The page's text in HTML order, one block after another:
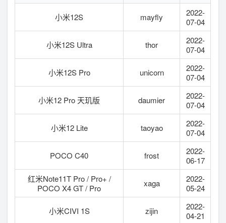
小米12S mayfly
2022-
07-04
小米12S Ultra thor
2022-
07-04
小米12S Pro unicorn
2022-
07-04
小米12 Pro 天玑版 daumier
2022-
07-04
小米12 Lite taoyao
2022-
07-04
POCO C40 frost
2022-
06-17
红米Note11T Pro / Pro+ /
POCO X4 GT / Pro
xaga
2022-
05-24
小米CIVI 1S zijin
2022-
04-21